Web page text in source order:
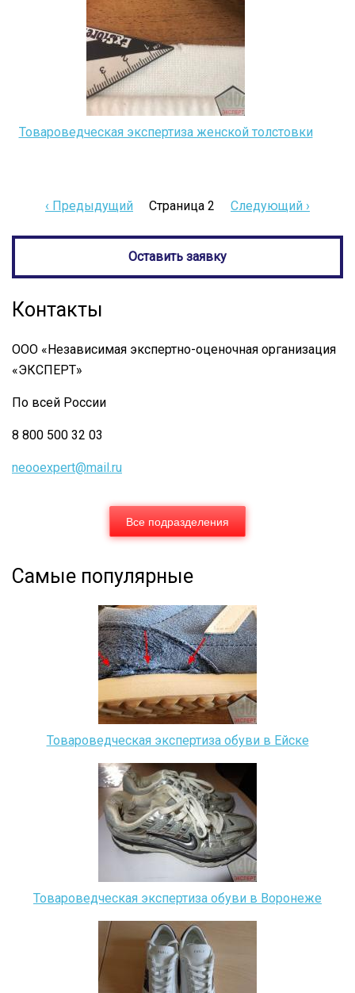
Товароведческая экспертиза женской толстовки
страниц
←
‹ Предыдущий Страница 2
Следующая
Следующий ›
Оставить заявку
Контакты
ООО «Независимая экспертно-оценочная организация
«ЭКСПЕРТ»
По всей России
8 800 500 32 03
neooexpert@mail.ru
Все подразделения
Самые популярные
Товароведческая экспертиза обуви в Ейске
Товароведческая экспертиза обуви в Воронеже